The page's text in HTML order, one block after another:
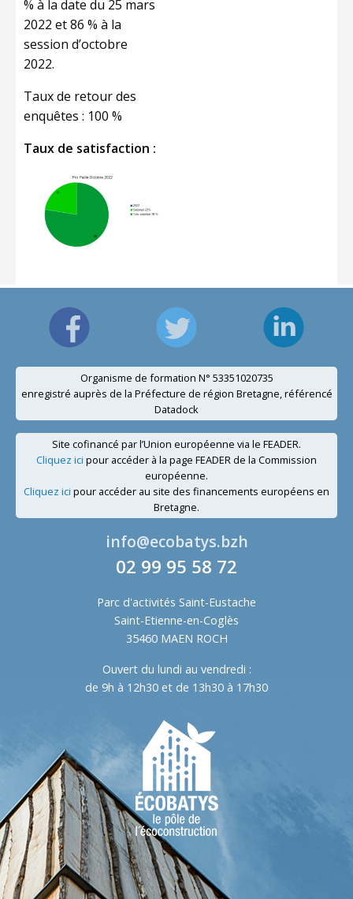
% à la date du 25 mars
2022 et 86 % à la
session d’octobre
2022.
Taux de retour des
enquêtes : 100 %
Taux de satisfaction :
Organisme de formation N° 53351020735
enregistré auprès de la Préfecture de région Bretagne, référencé
Datadock
Site cofinancé par l’Union européenne via le FEADER.
Cliquez ici pour accéder à la page FEADER de la Commission
européenne.
Cliquez ici pour accéder au site des financements européens en
Bretagne.
info@ecobatys.bzh
02 99 95 58 72
Parc d'activités Saint-Eustache
Saint-Etienne-en-Coglès
35460 MAEN ROCH
Ouvert du lundi au vendredi :
de 9h à 12h30 et de 13h30 à 17h30